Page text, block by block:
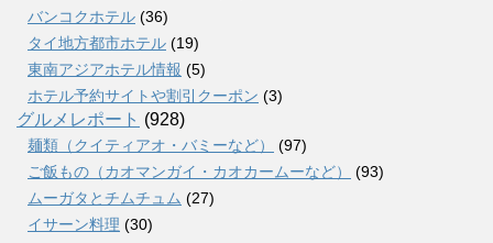
バンコクホテル (36)
タイ地方都市ホテル (19)
東南アジアホテル情報 (5)
ホテル予約サイトや割引クーポン (3)
グルメレポート (928)
麺類（クイティアオ・バミーなど）
(97)
ご飯もの（カオマンガイ・カオカームーなど）
(93)
ムーガタとチムチュム (27)
イサーン料理 (30)